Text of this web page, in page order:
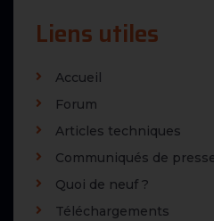
Liens utiles
Accueil
Forum
Articles techniques
Communiqués de
Quoi de neuf ?
Téléchargements